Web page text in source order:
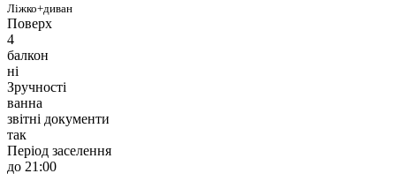
Ліжко+диван
Поверх
4
балкон
ні
Зручності
ванна
звітні документи
так
Період заселення
до 21:00